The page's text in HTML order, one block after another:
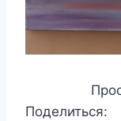
Поделиться: